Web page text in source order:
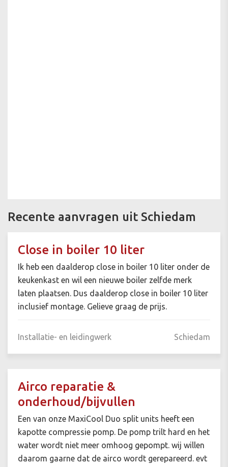
Recente aanvragen uit Schiedam
Close in boiler 10 liter
Ik heb een daalderop close in boiler 10 liter onder de
keukenkast en wil een nieuwe boiler zelfde merk
laten plaatsen. Dus daalderop close in boiler 10 liter
inclusief montage. Gelieve graag de prijs.
Installatie- en leidingwerk Schiedam
Airco reparatie &
onderhoud/bijvullen
Een van onze MaxiCool Duo split units heeft een
kapotte compressie pomp. De pomp trilt hard en het
water wordt niet meer omhoog gepompt. wij willen
daarom gaarne dat de airco wordt gerepareerd. evt